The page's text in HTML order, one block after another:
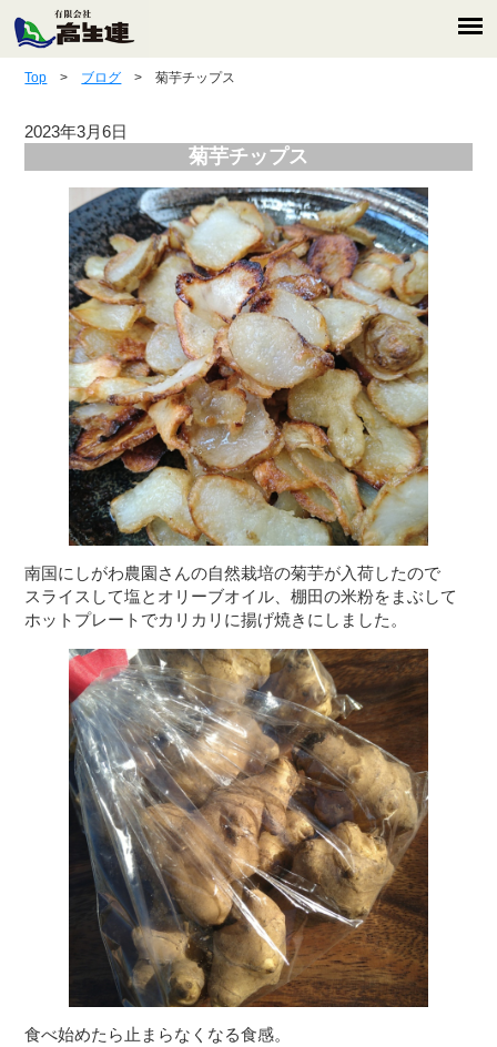
Top > ブログ > 菊芋チップス
2023年3月6日
菊芋チップス
南国にしがわ農園さんの自然栽培の菊芋が入荷したので
スライスして塩とオリーブオイル、棚田の米粉をまぶして
ホットプレートでカリカリに揚げ焼きにしました。
食べ始めたら止まらなくなる食感。